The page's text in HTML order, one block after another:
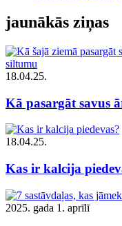
jaunākās ziņas
18.04.25.
Kā pasargāt savus
18.04.25.
Kas ir kalcija
2025. gada 1. aprīlī